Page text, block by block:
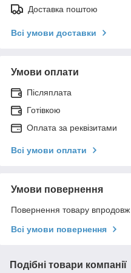
Доставка поштою
Всі умови доставки
Умови оплати
Післяплата
Готівкою
Оплата за реквізитами
Всі умови оплати
Умови повернення
Повернення товару впродовж
Всі умови повернення
Подібні товари компанії